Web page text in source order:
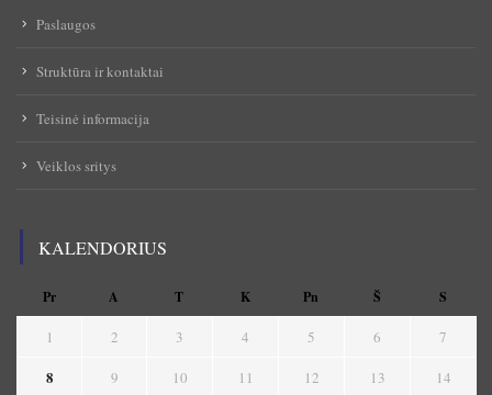
Paslaugos
Struktūra ir kontaktai
Teisinė informacija
Veiklos sritys
KALENDORIUS
Pr A T K Pn Š S
1 2 3 4 5 6 7
8 9 10 11 12 13 14